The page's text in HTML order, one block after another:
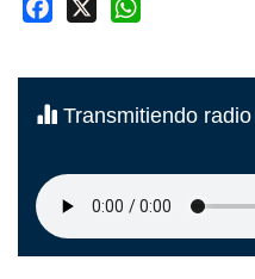
Facebook
Transmitiendo radio